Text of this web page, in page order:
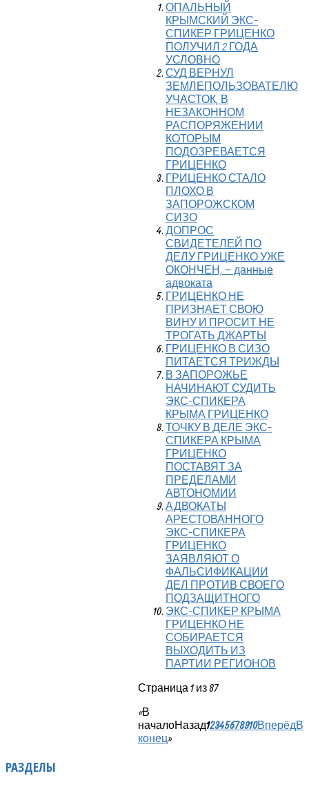
ОПАЛЬНЫЙ
КРЫМСКИЙ ЭКС-
СПИКЕР ГРИЦЕНКО
ПОЛУЧИЛ 2 ГОДА
УСЛОВНО
СУД ВЕРНУЛ
ЗЕМЛЕПОЛЬЗОВАТЕЛЮ
УЧАСТОК, В
НЕЗАКОННОМ
РАСПОРЯЖЕНИИ
КОТОРЫМ
ПОДОЗРЕВАЕТСЯ
ГРИЦЕНКО
ГРИЦЕНКО СТАЛО
ПЛОХО В
ЗАПОРОЖСКОМ
СИЗО
ДОПРОС
СВИДЕТЕЛЕЙ ПО
ДЕЛУ ГРИЦЕНКО УЖЕ
ОКОНЧЕН, – данные
адвоката
ГРИЦЕНКО НЕ
ПРИЗНАЕТ СВОЮ
ВИНУ И ПРОСИТ НЕ
ТРОГАТЬ ДЖАРТЫ
ГРИЦЕНКО В СИЗО
ПИТАЕТСЯ ТРИЖДЫ
В ЗАПОРОЖЬЕ
НАЧИНАЮТ СУДИТЬ
ЭКС-СПИКЕРА
КРЫМА ГРИЦЕНКО
ТОЧКУ В ДЕЛЕ ЭКС-
СПИКЕРА КРЫМА
ГРИЦЕНКО
ПОСТАВЯТ ЗА
ПРЕДЕЛАМИ
АВТОНОМИИ
АДВОКАТЫ
АРЕСТОВАННОГО
ЭКС-СПИКЕРА
ГРИЦЕНКО
ЗАЯВЛЯЮТ О
ФАЛЬСИФИКАЦИИ
ДЕЛ ПРОТИВ СВОЕГО
ПОДЗАЩИТНОГО
ЭКС-СПИКЕР КРЫМА
ГРИЦЕНКО НЕ
СОБИРАЕТСЯ
ВЫХОДИТЬ ИЗ
ПАРТИИ РЕГИОНОВ
Страница 1 из 87
«В
началоНазад12345678910ВперёдВ
конец»
РАЗДЕЛЫ